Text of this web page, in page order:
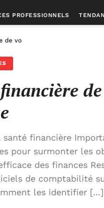
PROFESSIONNELS
de votre entreprise
santé financière
pour surmonter les
des finances
de comptabilité
les identifier […]